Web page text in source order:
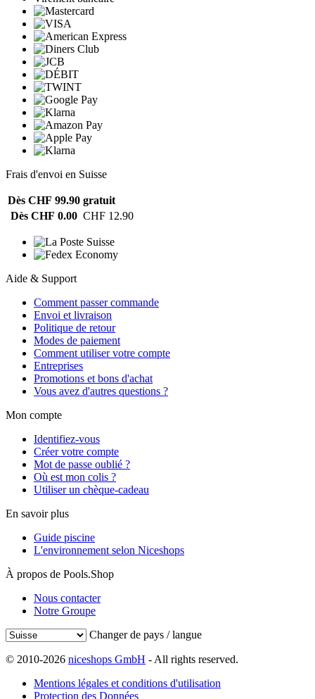
Frais d'envoi en Suisse
Dès CHF 99.90 gratuit
Dès CHF 0.00 CHF 12.90
Aide & Support
Comment passer commande
Envoi et livraison
Politique de retour
Modes de paiement
Comment utiliser votre compte
Entreprises
Promotions et bons d'achat
Vous avez d'autres questions ?
Mon compte
Identifiez-vous
Créer votre compte
Mot de passe oublié ?
Où est mon colis ?
Utiliser un chèque-cadeau
En savoir plus
Guide piscine
L'environnement selon Niceshops
À propos de Pools.Shop
Nous contacter
Notre Groupe
Changer de pays / langue
© 2010-2026 niceshops GmbH - All rights reserved.
Mentions légales et conditions d'utilisation
Protection des Données